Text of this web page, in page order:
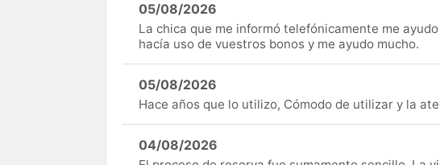
05/08/2026
La chica que me informó telefónicamente me
hacía uso de vuestros bonos y me ayudo mucho.
05/08/2026
Hace años que lo utilizo, Cómodo de utilizar y la
04/08/2026